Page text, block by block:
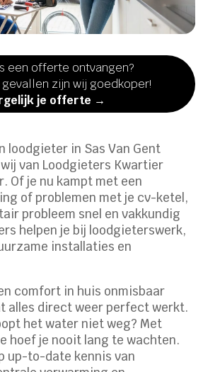
een offerte ontvangen?
gevallen zijn wij goedkoper!
je offerte →
loodgieter in Sas Van Gent
van Loodgieters Kwartier
Of je nu kampt met een
of problemen met je cv-ketel,
probleem snel en vakkundig
helpen je bij loodgieterswerk,
installaties en
comfort in huis onmisbaar
alles direct weer perfect werkt.
het water niet weg? Met
hoef je nooit lang te wachten.
up-to-date kennis van